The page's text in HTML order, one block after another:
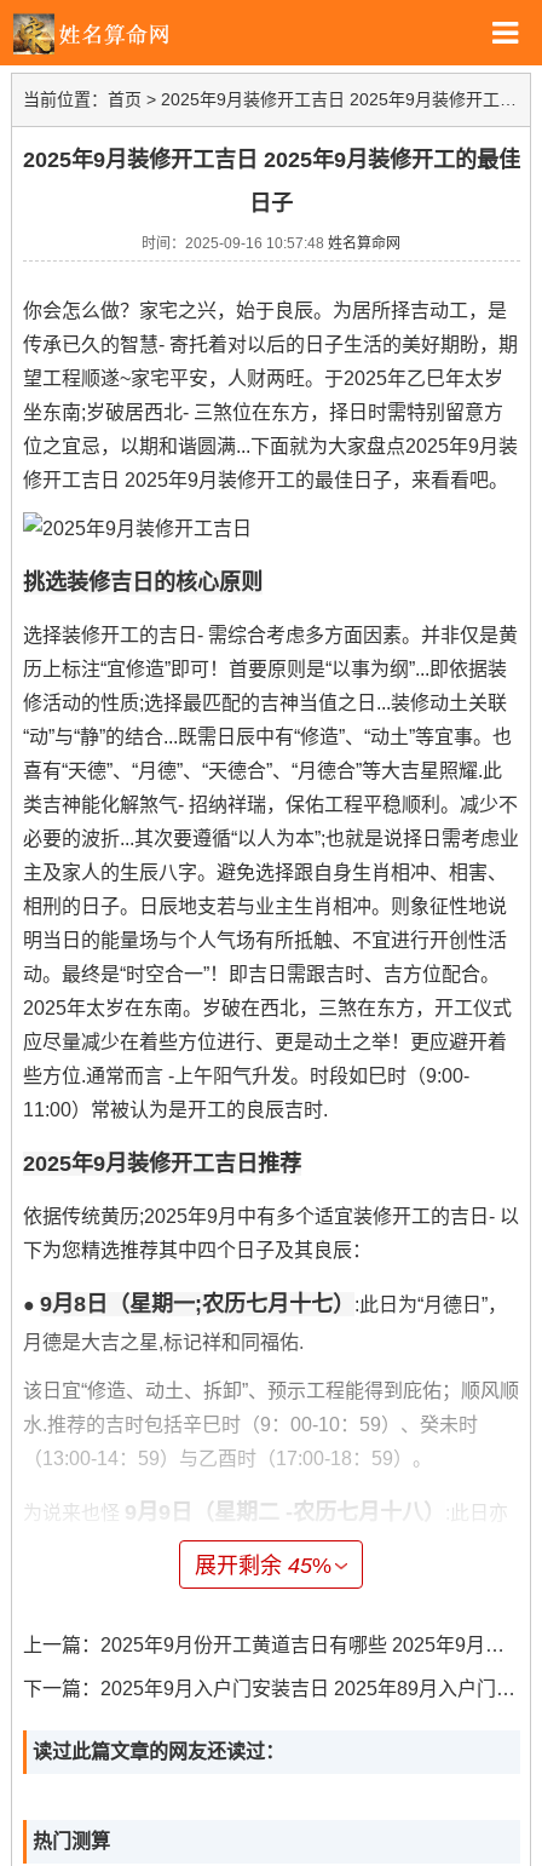
当前位置： 首页 > 2025年9月装修开工吉日 2025年9月装修开工的最佳日子
2025年9月装修开工吉日 2025年9月装修开工的最佳
日子
时间：2025-09-16 10:57:48 姓名算命网
你会怎么做？家宅之兴，始于良辰。为居所择吉动工，是
传承已久的智慧- 寄托着对以后的日子生活的美好期盼，期
望工程顺遂~家宅平安，人财两旺。于2025年乙巳年太岁
坐东南;岁破居西北- 三煞位在东方，择日时需特别留意方
位之宜忌，以期和谐圆满...下面就为大家盘点2025年9月装
修开工吉日 2025年9月装修开工的最佳日子，来看看吧。
挑选装修吉日的核心原则
选择装修开工的吉日- 需综合考虑多方面因素。并非仅是黄
历上标注“宜修造”即可！首要原则是“以事为纲”...即依据装
修活动的性质;选择最匹配的吉神当值之日...装修动土关联
“动”与“静”的结合...既需日辰中有“修造”、“动土”等宜事。也
喜有“天德”、“月德”、“天德合”、“月德合”等大吉星照耀.此
类吉神能化解煞气- 招纳祥瑞，保佑工程平稳顺利。减少不
必要的波折...其次要遵循“以人为本”;也就是说择日需考虑业
主及家人的生辰八字。避免选择跟自身生肖相冲、相害、
相刑的日子。日辰地支若与业主生肖相冲。则象征性地说
明当日的能量场与个人气场有所抵触、不宜进行开创性活
动。最终是“时空合一”！即吉日需跟吉时、吉方位配合。
2025年太岁在东南。岁破在西北，三煞在东方，开工仪式
应尽量减少在着些方位进行、更是动土之举！更应避开着
些方位.通常而言 -上午阳气升发。时段如巳时（9:00-
11:00）常被认为是开工的良辰吉时.
2025年9月装修开工吉日推荐
依据传统黄历;2025年9月中有多个适宜装修开工的吉日- 以
下为您精选推荐其中四个日子及其良辰：
● 9月8日（星期一;农历七月十七）
:此日为“月德日”，
月德是大吉之星,标记祥和同福佑.
该日宜“修造、动土、拆卸”、预示工程能得到庇佑；顺风顺
水.推荐的吉时包括辛巳时（9：00-10：59）、癸未时
（13:00-14：59）与乙酉时（17:00-18：59）。
为说来也怪 9月9日（星期二 -农历七月十八）
:此日亦
是黄道吉日~宜“开光、修造、动土、入宅”。吉时在领域 ，
乙未时（13：00-14:59）与丁酉时（17:00-18:59）比较有
可供选择的吉时较多，有戊辰时（7:00-8:59）、辛未时
（17：00-18:59）。
展开剩余45%
上一篇： 2025年9月份开工黄道吉日有哪些 2025年9月开工黄道吉日的详细解释
下一篇： 2025年9月入户门安装吉日 2025年89月入户门安装吉日
读过此篇文章的网友还读过：
热门测算